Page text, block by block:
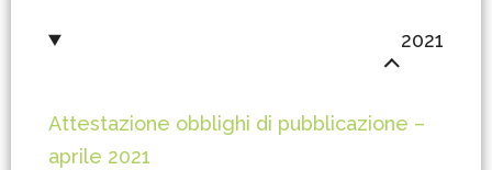
2021
Attestazione obblighi di pubblicazione –
aprile 2021